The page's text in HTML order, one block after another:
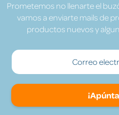
Prometemos no llenarte el
vamos a enviarte mails de
productos nuevos y